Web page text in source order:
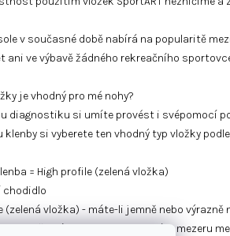
v současné době nabírá na popularitě
ani ve výbavě žádného rekreačního
je vhodný pro mé nohy?
diagnostiku si umíte provést i svépomocí
klenby si vyberete ten vhodný typ vložky
= High profile (zelená vložka)
chodidlo
(zelená vložka) - máte-li jemně nebo
prostředník na ruce, pokud máte mezeru